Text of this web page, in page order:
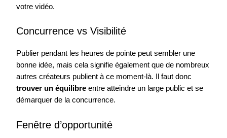
votre vidéo.
Concurrence vs Visibilité
Publier pendant les heures de pointe peut sembler une
bonne idée, mais cela signifie également que de nombreux
autres créateurs publient à ce moment-là. Il faut donc
trouver un équilibre entre atteindre un large public et se
démarquer de la concurrence.
Fenêtre d’opportunité